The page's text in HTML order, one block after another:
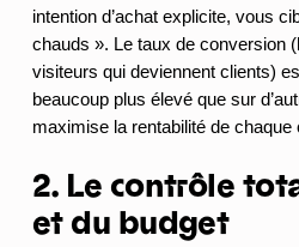
intention d’achat explicite, vous
chauds ». Le taux de conversion
visiteurs qui deviennent clients)
beaucoup plus élevé que sur
maximise la rentabilité de chaque
2. Le contrôle
et du budget